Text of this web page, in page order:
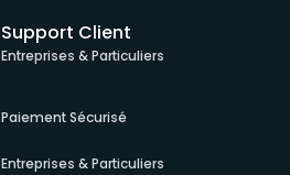
Support Client
Entreprises & Particuliers
Paiement Sécurisé
Entreprises & Particuliers